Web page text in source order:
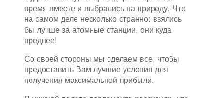
время вместе и выбрались на природу. Что
на самом деле несколько странно: взялись
бы лучше за атомные станции, они куда
вреднее!
Со своей стороны мы сделаем все, чтобы
предоставить Вам лучшие условия для
получения максимальной прибыли.